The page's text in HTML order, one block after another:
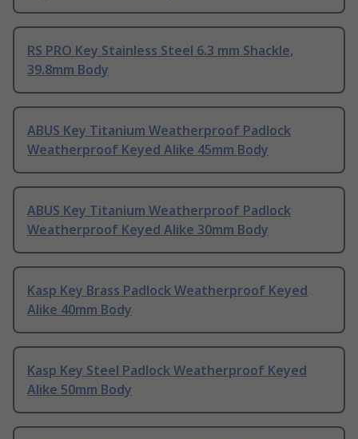
RS PRO Key Stainless Steel 6.3 mm Shackle,
39.8mm Body
ABUS Key Titanium Weatherproof Padlock
Weatherproof Keyed Alike 45mm Body
ABUS Key Titanium Weatherproof Padlock
Weatherproof Keyed Alike 30mm Body
Kasp Key Brass Padlock Weatherproof Keyed
Alike 40mm Body
Kasp Key Steel Padlock Weatherproof Keyed
Alike 50mm Body